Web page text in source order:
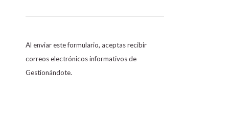
o
s
t
a
Al enviar este formulario, aceptas recibir
correos electrónicos informativos de
Gestionándote.